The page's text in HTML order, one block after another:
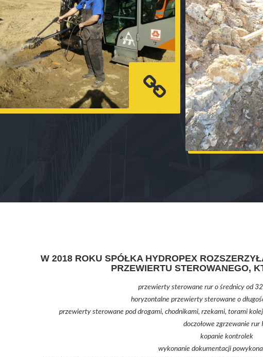
W 2018 ROKU SPÓŁKA HYDROPEX
PRZEWIERTU STEROWANEGO,
przewierty sterowane rur o średnicy od
horyzontalne przewierty sterowane o
przewierty sterowane pod drogami, chodnikami, rzekami, torami
doczołowe zgrzewanie rur
kopanie kontrolek
wykonanie dokumentacji